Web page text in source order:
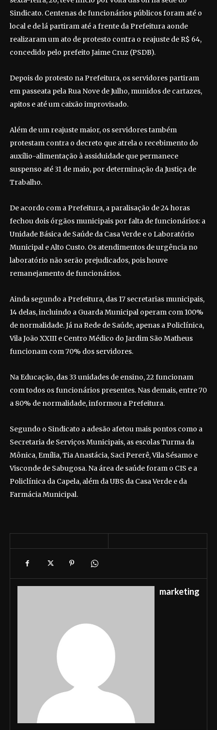
Sindicato. Centenas de funcionários públicos foram até o
local e de lá partiram até a frente da Prefeitura aonde
realizaram um ato de protesto contra o reajuste de R$ 64,
concedido pelo prefeito Jaime Cruz (PSDB).
Depois do protesto na Prefeitura, os servidores partiram
em passeata pela Rua Nove de Julho, munidos de cartazes,
apitos e até um caixão improvisado.
Além de um reajuste maior, os servidores também
protestam contra o decreto que atrela o recebimento do
auxílio-alimentação à assiduidade que permanece
suspenso até 31 de maio, por determinação da Justiça de
Trabalho.
De acordo com a Prefeitura, a paralisação de 24 horas
fechou dois órgãos municipais por falta de funcionários: a
Unidade Básica de Saúde da Casa Verde e o Laboratório
Municipal e Alto Custo. Os atendimentos de urgência no
laboratório não serão prejudicados, pois houve
remanejamento de funcionários.
Ainda segundo a Prefeitura, das 17 secretarias municipais,
14 delas, incluindo a Guarda Municipal operam com 100%
de normalidade. Já na Rede de Saúde, apenas a Policlínica,
Vila João XXIII e Centro Médico do Jardim São Matheus
funcionam com 70% dos servidores.
Na Educação, das 33 unidades de ensino, 22 funcionam
com todos os funcionários presentes. Nas demais, entre 70
a 80% de normalidade, informou a Prefeitura.
Segundo o Sindicato a adesão afetou mais pontos como a
Secretaria de Serviços Municipais, as escolas Turma da
Mônica, Emília, Tia Anastácia, Saci Pererê, Vila Sésamo e
Visconde de Sabugosa. Na área de saúde foram o CIS e a
Policlínica da Capela, além da UBS da Casa Verde e da
Farmácia Municipal.
marketing